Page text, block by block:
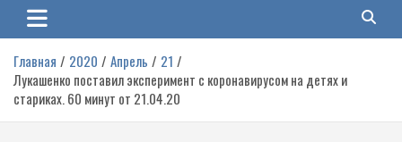
Главная 2020 Апрель
21
Лукашенко поставил эксперимент с коронавирусом на детях и
стариках. 60 минут от 21.04.20